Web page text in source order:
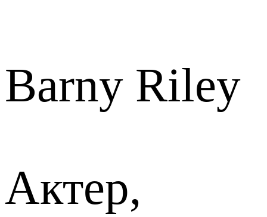
Barny Riley
Актер,